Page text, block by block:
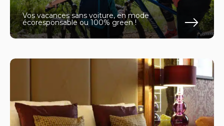
Vos vacances sans voiture, en mode
écoresponsable ou 100% green !